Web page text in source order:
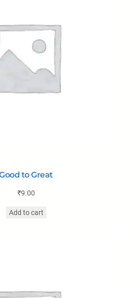
to Great
₹9.00
Add to cart